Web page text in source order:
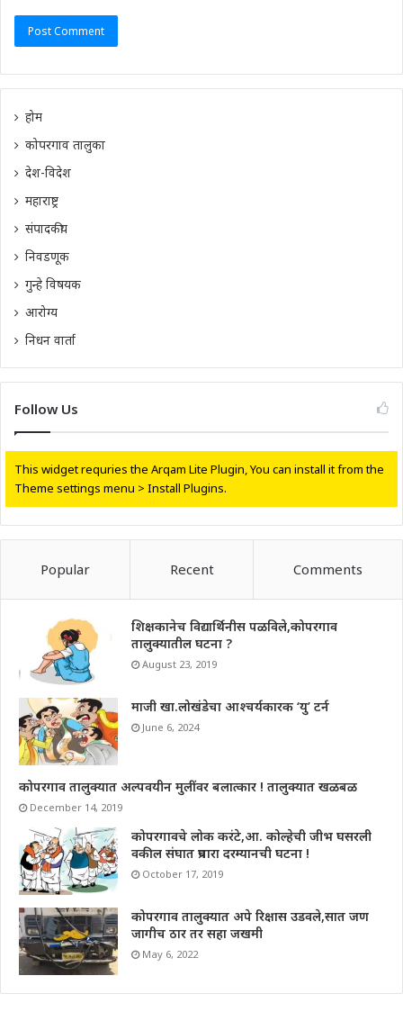
होम
कोपरगाव तालुका
देश-विदेश
महाराष्ट्र
संपादकीय
निवडणूक
गुन्हे विषयक
आरोग्य
निधन वार्ता
Follow Us
This widget requries the Arqam Lite Plugin, You can install it from the
Theme settings menu > Install Plugins.
Popular Recent Comments
शिक्षकानेच विद्यार्थिनीस पळविले,कोपरगाव
तालुक्यातील घटना ?
August 23, 2019
माजी खा.लोखंडेचा आश्चर्यकारक ‘यु’ टर्न
June 6, 2024
कोपरगाव तालुक्यात अल्पवयीन मुलींवर बलात्कार ! तालुक्यात खळबळ
December 14, 2019
कोपरगावचे लोक करंटे,आ. कोल्हेची जीभ घसरली
वकील संघात प्रचारा दरम्यानची घटना !
October 17, 2019
कोपरगाव तालुक्यात अपे रिक्षास उडवले,सात जण
जागीच ठार तर सहा जखमी
May 6, 2022